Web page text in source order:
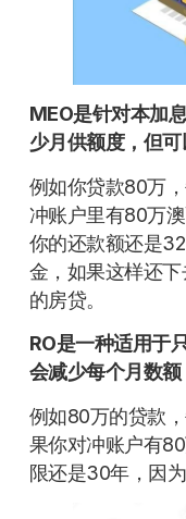
MEO是针对本加
少月供额度，但可
例如你贷款80万
冲账户里有80万
你的还款额还是
金，如果这样还
的房贷。
RO是一种适用于
会减少每个月数额
例如80万的贷款
果你对冲账户有
限还是30年，因为